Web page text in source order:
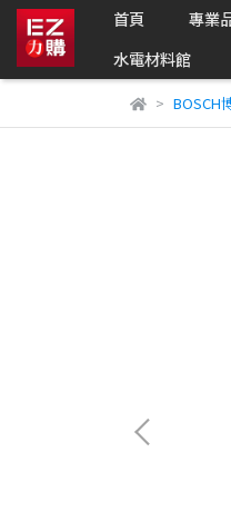
首頁 專業
水電材料館
BOSCH